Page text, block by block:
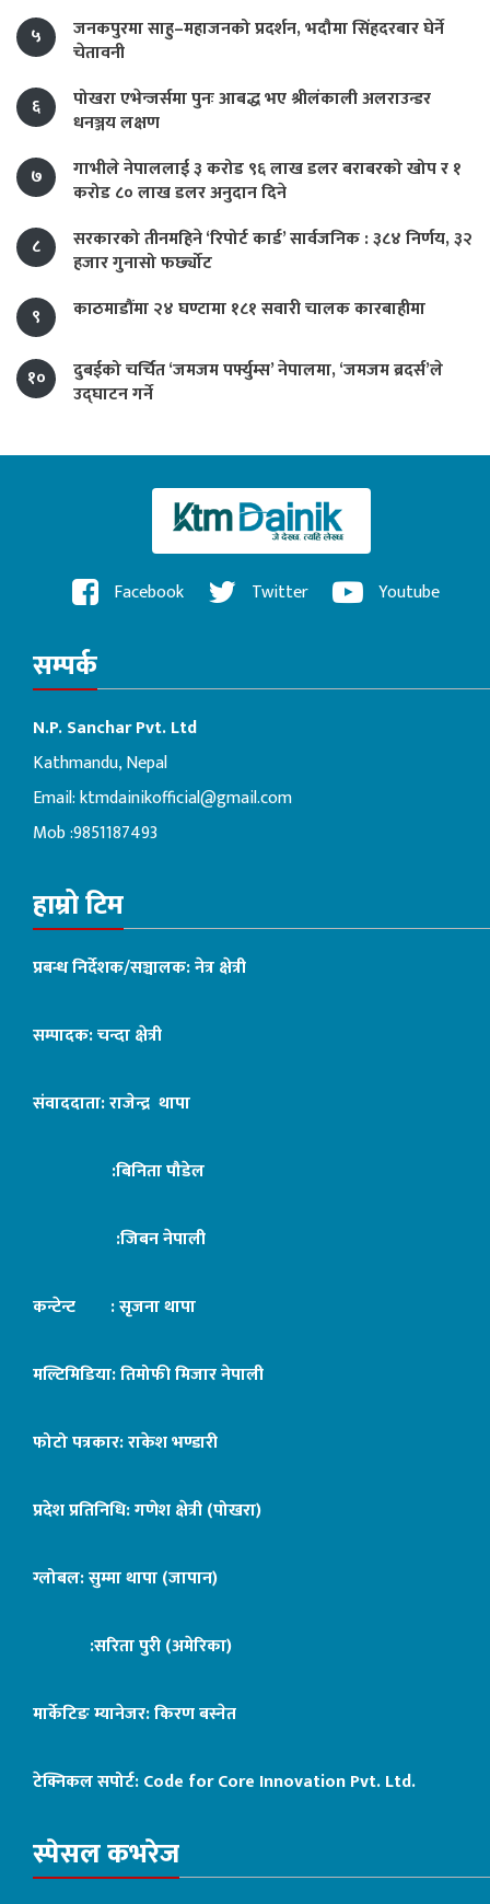
५
जनकपुरमा साहु–महाजनको प्रदर्शन, भदौमा सिंहदरबार घेर्ने
चेतावनी
६
पोखरा एभेन्जर्समा पुनः आबद्ध भए श्रीलंकाली अलराउन्डर
धनञ्जय लक्षण
७
गाभीले नेपाललाई ३ करोड ९६ लाख डलर बराबरको खोप र १
करोड ८० लाख डलर अनुदान दिने
८
सरकारको तीनमहिने ‘रिपोर्ट कार्ड’ सार्वजनिक : ३८४ निर्णय, ३२
हजार गुनासो फर्छ्योट
९
काठमाडौंमा २४ घण्टामा १८१ सवारी चालक कारबाहीमा
१०
दुबईको चर्चित ‘जमजम पर्फ्युम्स’ नेपालमा, ‘जमजम ब्रदर्स’ले
उद्घाटन गर्ने
Facebook Twitter Youtube
सम्पर्क
N.P. Sanchar Pvt. Ltd
Kathmandu, Nepal
Email:ktmdainikofficial@gmail.com
Mob :9851187493
हाम्रो टिम
प्रबन्ध निर्देशक/सञ्चालक: नेत्र क्षेत्री
सम्पादक: चन्दा क्षेत्री
संवाददाता: राजेन्द्र थापा
:बिनिता पौडेल
:जिबन नेपाली
कन्टेन्ट : सृजना थापा
मल्टिमिडिया: तिमोफी मिजार नेपाली
फोटो पत्रकार: राकेश भण्डारी
प्रदेश प्रतिनिधि: गणेश क्षेत्री (पोखरा)
ग्लोबल: सुम्मा थापा (जापान)
:सरिता पुरी (अमेरिका)
मार्केटिङ म्यानेजर: किरण बस्नेत
टेक्निकल सपोर्ट:Code for Core Innovation Pvt. Ltd.
स्पेसल कभरेज